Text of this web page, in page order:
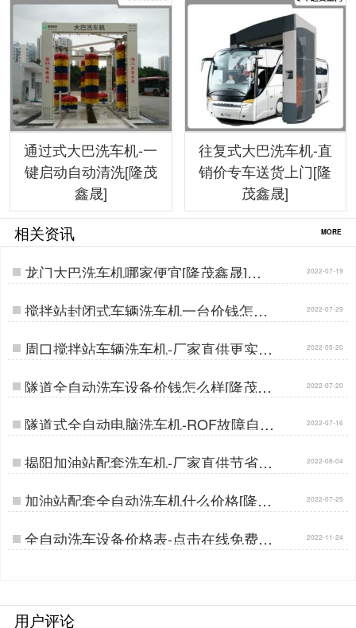
通过式大巴洗车机-一
键启动自动清洗[隆茂
鑫晟]
往复式大巴洗车机-直
销价专车送货上门[隆
茂鑫晟]
相关资讯 MORE
龙门大巴洗车机哪家便宜[隆茂鑫晟]… 2022-07-19
搅拌站封闭式车辆洗车机一台价钱怎么
样[隆茂鑫晟]…
2022-07-29
周口搅拌站车辆洗车机-厂家直供更实惠
[隆茂鑫晟]…
2022-05-20
隧道全自动洗车设备价钱怎么样[隆茂鑫
晟]…
2022-07-20
隧道式全自动电脑洗车机-ROF故障自检
功能使用无忧[隆茂鑫晟]…
2022-07-16
揭阳加油站配套洗车机-厂家直供节省差
价30%[隆茂鑫晟]…
2022-08-04
加油站配套全自动洗车机什么价格[隆茂
鑫晟]…
2022-07-25
全自动洗车设备价格表-点击在线免费领
取[隆茂鑫晟]…
2022-11-24
用户评论